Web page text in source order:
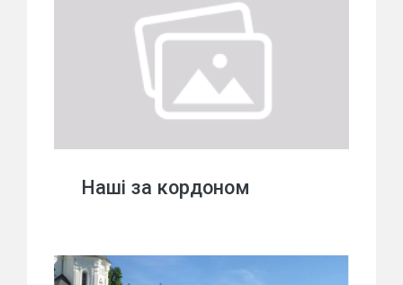
Наші за кордоном